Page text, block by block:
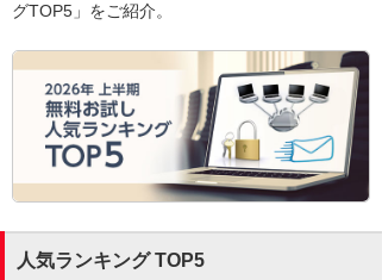
グTOP5」をご紹介。
人気ランキング TOP5